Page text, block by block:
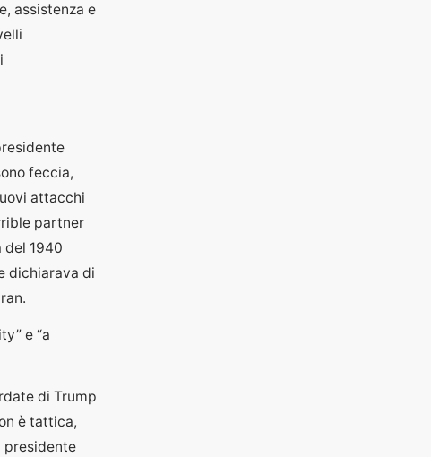
assistenza e
feccia,
attacchi
partner
del 1940
dichiarava di
e “a
di Trump
è tattica,
presidente